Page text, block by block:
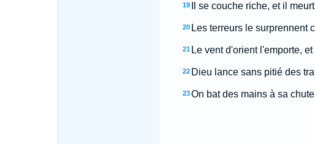
19 Il se couche riche, et il
20 Les terreurs le surprennent
21 Le vent d'orient l'emporte,
22 Dieu lance sans pitié des
23On bat des mains à sa